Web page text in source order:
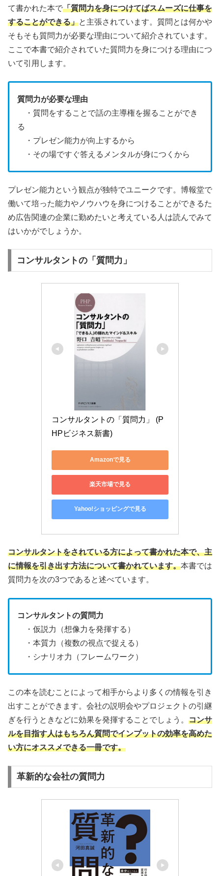
て書かれた本で「質問力を身につけてばスムーズに仕事を
することができる」と主張されています。質問とは何かや
そもそも質問力が必要な理由について紹介されています。
ここで本書で紹介されていた質問力を身につける理由につ
いて引用します。
質問力が必要な理由
・質問をすることで話の主導権を握ることができ
る
・プレゼン能力が向上するから
・その場ですぐ答えるメンタルが身につくから
プレゼン能力という観点が独特でユニークです。博報堂で
働いて培った能力やノウハウを身につけることができるた
め広告関連の企業に勤めたいと考えている人は読んでみて
はいかがでしょうか。
コンサルタントの「質問力」
コンサルタントの「質問力」 (P
HPビジネス新書)
Amazonで見る
楽天市場で見る
Yahoo!ショッピングで見る
コンサルタントをされている方によって書かれた本で、主
に情報を引き出す方法について書かれています。本書では
質問力を次の3つであると述べています。
コンサルタントの質問力
・仮説力（想像力を発揮する）
・本質力（複数の視点で捉える）
・シナリオ力（フレームワーク）
この本を読むことによって相手からより多くの情報を引き
出すことができます。会社の説明会やプロジェクトの引継
ぎを行うときなどに効果を発揮することでしょう。 コンサ
ルを目指す人はもちろん質問でインプットの効率を高めた
い方にオススメできる一冊です。
革新的な会社の質問力